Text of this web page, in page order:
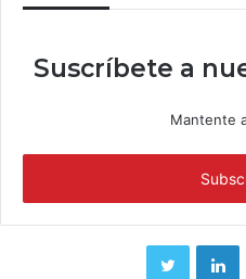
Suscríbete a
Mantente